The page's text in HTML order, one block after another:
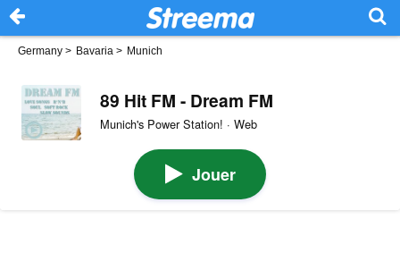
Germany > Bavaria > Munich
89 Hit FM - Dream FM
Munich's Power Station! · Web
Jouer